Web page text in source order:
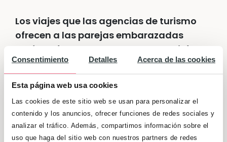
Consentimiento Detalles Acerca de las cookies
Esta página web usa cookies
Las cookies de este sitio web se usan para personalizar el
contenido y los anuncios, ofrecer funciones de redes sociales y
analizar el tráfico. Además, compartimos información sobre el
uso que haga del sitio web con nuestros partners de redes
Los viajes que las agencias de turismo
ofrecen a las parejas embarazadas
están enfocados en el placer y el disfrute.
Además de maravillosos paisajes y
eventos culturales, te esperan días de
dormir en cómodas habitaciones de hotel,
de dejarte mimar y de poder saborear
deliciosos manjares a gusto sin sentirte
juzgada.